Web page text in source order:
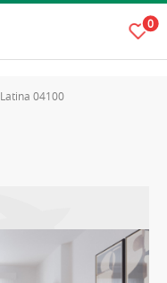
0
Latina 04100